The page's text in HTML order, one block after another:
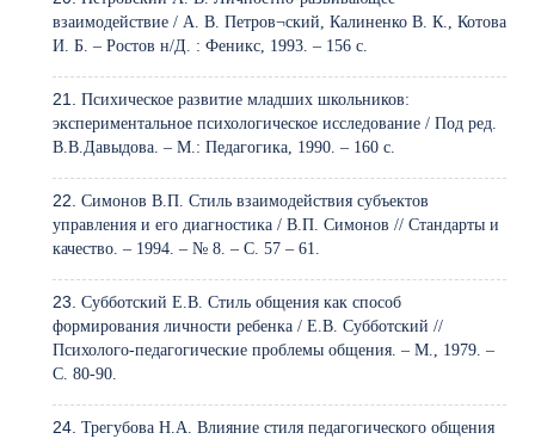
взаимодействие / А. В. Петров¬ский, Калиненко В. К., Котова
И. Б. – Ростов н/Д. : Феникс, 1993. – 156 с.
Психическое развитие младших школьников:
экспериментальное психологическое исследование / Под ред.
В.В.Давыдова. – М.: Педагогика, 1990. – 160 с.
Симонов В.П. Стиль взаимодействия субъектов
управления и его диагностика / В.П. Симонов // Стандарты и
качество. – 1994. – № 8. – С. 57 – 61.
Субботский Е.В. Стиль общения как способ
формирования личности ребенка / Е.В. Субботский //
Психолого-педагогические проблемы общения. – М., 1979. –
С. 80-90.
Трегубова Н.А. Влияние стиля педагогического общения